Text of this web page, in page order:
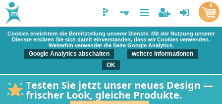
Cookies erleichtern die Bereitstellung unserer Dienste. Mit der Nutzung unserer
Dienste erklären Sie sich damit einverstanden, dass wir Cookies verwenden.
Weiterhin verwendet die Seite Google Analytics.
Google Analytics abschalten
weitere Informationen
OK
Testen Sie jetzt unser neues Design —
frischer Look, gleiche Produkte.
0